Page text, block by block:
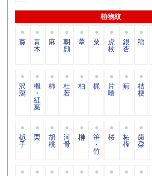
植物紋
葵 青
木
麻 朝
顔
葦 粟 虎
杖
銀
杏
稲
沢
瀉
楓
・
紅
葉
柿 杜
若
柏 梶 片
喰
蕪 桔
梗
栀
子
栗 胡
桃
河
骨
榊 笹
・
竹
桜 柘
榴
歯
朶